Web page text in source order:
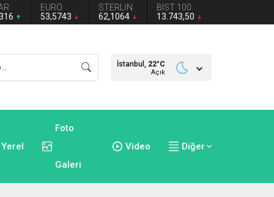
EURO
53,5743
STERLİN
62,1064
BIST 100
13.743,50
İstanbul, 22°C
Açık
Yerel
Foto
Galeri
Video Diğer